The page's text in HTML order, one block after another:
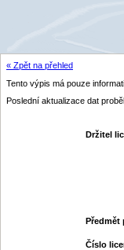
« Zpět na přehled
Tento výpis má pouze
Poslední aktualizace dat
Držitel
Předmět
Číslo